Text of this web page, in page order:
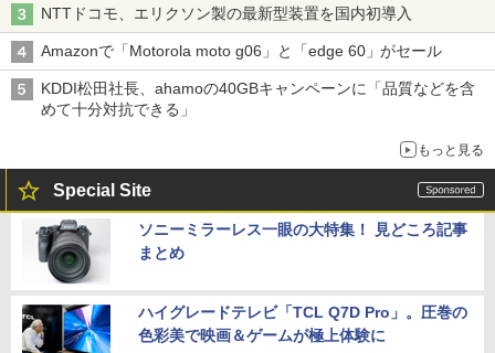
NTTドコモ、エリクソン製の最新型装置を国内初導入
Amazonで「Motorola moto g06」と「edge 60」がセール
KDDI松田社長、ahamoの40GBキャンペーンに「品質などを含
めて十分対抗できる」
もっと見る
Special Site
ソニーミラーレス一眼の大特集！ 見どころ記事
まとめ
ハイグレードテレビ「TCL Q7D Pro」。圧巻の
色彩美で映画＆ゲームが極上体験に